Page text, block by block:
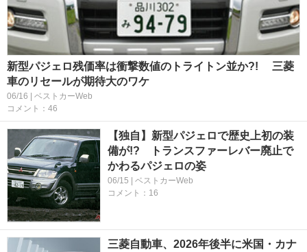
新型パジェロ残価率は衝撃数値のトライトン並か?! 三菱
車のリセールが期待大のワケ
06/16 | ベストカーWeb
コメント：46
【独自】新型パジェロで歴史上初の装
備が!? トランスファーレバー廃止で
かわるパジェロの姿
06/15 | ベストカーWeb
コメント：16
三菱自動車、2026年後半に米国・カナ